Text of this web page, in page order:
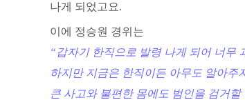
나게 되었고요.
이에 정승원 경위는
“갑자기 한직으로 발령 나게 되어 너무
하지만 지금은 한직이든 아무도 알아주
큰 사고와 불편한 몸에도 범인을 검거